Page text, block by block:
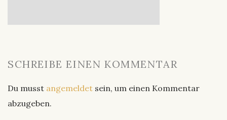
SCHREIBE EINEN KOMMENTAR
Du musst angemeldet sein, um einen Kommentar
abzugeben.